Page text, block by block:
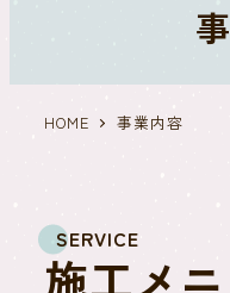
HOME 事業内容
SERVICE
施工メ ニ